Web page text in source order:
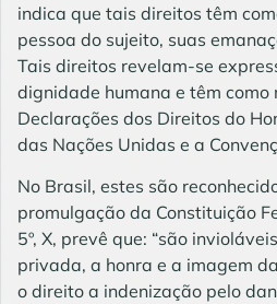
indica que tais direitos têm
pessoa do sujeito, suas
Tais direitos revelam-se
dignidade humana e têm
Declarações dos Direitos do
das Nações Unidas e a
No Brasil, estes são
promulgação da Constituição
5º, X, prevê que: “são
privada, a honra e a imagem
o direito a indenização pelo